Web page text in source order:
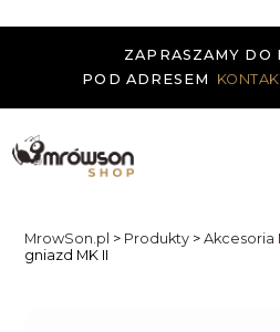
ZAPRASZAMY DO
POD ADRESEM
MrowSon.pl > Produkty > Akcesoria
gniazd MK II